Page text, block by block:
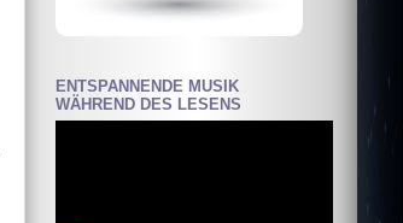
ENTSPANNENDE MUSIK
WÄHREND DES LESENS